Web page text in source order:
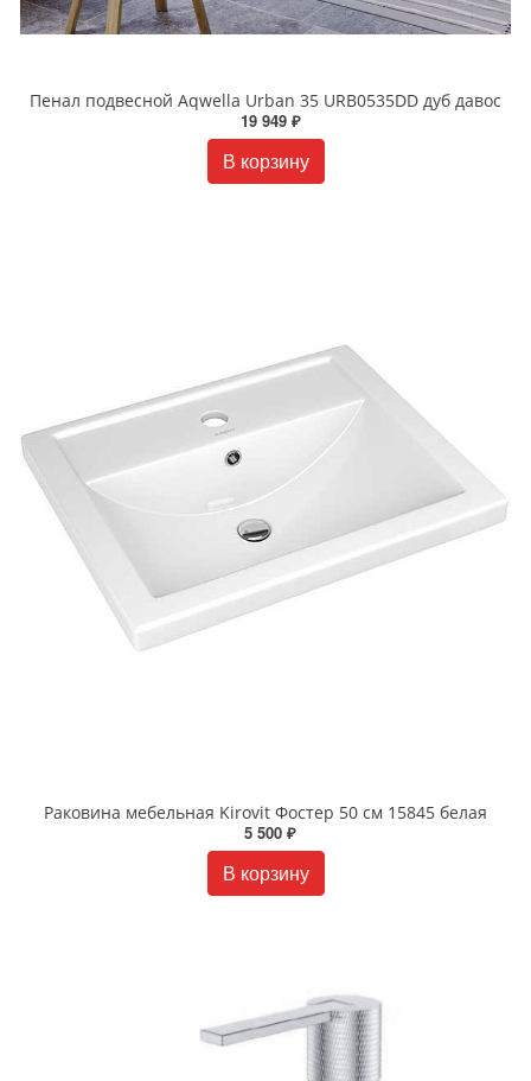
Пенал подвесной Aqwella Urban 35 URB0535DD дуб давос
19 949 ₽
В корзину
Раковина мебельная Kirovit Фостер 50 см 15845 белая
5 500 ₽
В корзину